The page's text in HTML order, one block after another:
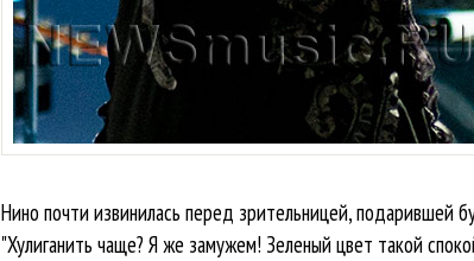
Нино почти извинилась перед зрительницей, подарившей
"Хулиганить чаще? Я же замужем! Зеленый цвет такой